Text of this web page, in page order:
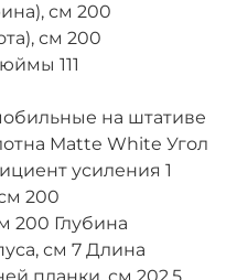
см 200
см 200
111
на штативе
Matte White Угол
усиления 1
200
200 Глубина
см 7 Длина